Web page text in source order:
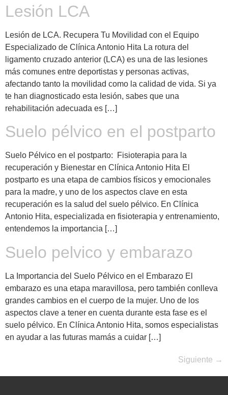
Lesión LCA
Lesión de LCA. Recupera Tu Movilidad con el Equipo
Especializado de Clínica Antonio Hita La rotura del
ligamento cruzado anterior (LCA) es una de las lesiones
más comunes entre deportistas y personas activas,
afectando tanto la movilidad como la calidad de vida. Si ya
te han diagnosticado esta lesión, sabes que una
rehabilitación adecuada es […]
Suelo pélvico en el postparto
Suelo Pélvico en el postparto: Fisioterapia para la
recuperación y Bienestar en Clínica Antonio Hita El
postparto es una etapa de cambios físicos y emocionales
para la madre, y uno de los aspectos clave en esta
recuperación es la salud del suelo pélvico. En Clínica
Antonio Hita, especializada en fisioterapia y entrenamiento,
entendemos la importancia […]
Suelo pelvico y embarazo
La Importancia del Suelo Pélvico en el Embarazo El
embarazo es una etapa maravillosa, pero también conlleva
grandes cambios en el cuerpo de la mujer. Uno de los
aspectos clave a tener en cuenta durante esta fase es el
suelo pélvico. En Clínica Antonio Hita, somos especialistas
en ayudar a las futuras mamás a cuidar […]
Siguiente →